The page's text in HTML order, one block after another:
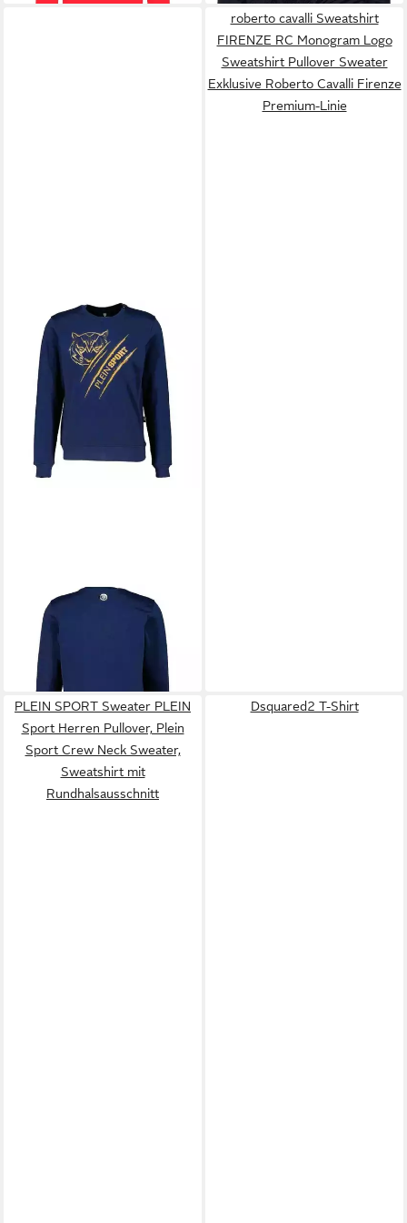
PLEIN SPORTSweatshirt
PLEIN Sport Herren Pullover,
Plein Sport Sweatshirt,
Rundhalls Druckgrafik,
Kragenlos
100,00 €
-60%
roberto cavalli Sweatshirt
FIRENZE RC Monogram Logo
Sweatshirt Pullover Sweater
Exklusive Roberto Cavalli Firenze
Premium-Linie
PLEIN SPORT Sweater PLEIN
Sport Herren Pullover, Plein
Sport Crew Neck Sweater,
Sweatshirt mit
Rundhalsausschnitt
Dsquared2 T-Shirt